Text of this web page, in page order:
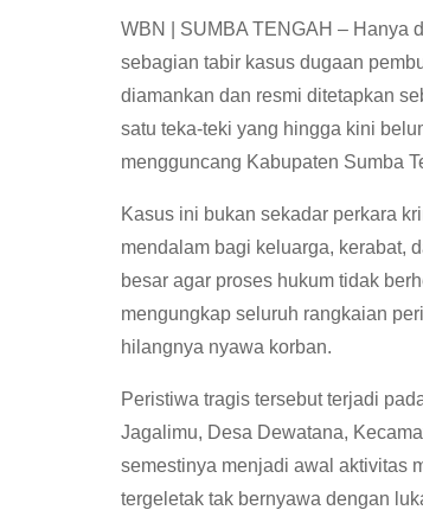
WBN | SUMBA TENGAH – Hanya
sebagian tabir kasus dugaan
diamankan dan resmi ditetapkan
satu teka-teki yang hingga kini
mengguncang Kabupaten Sumba
Kasus ini bukan sekadar perkara
mendalam bagi keluarga, kerabat,
besar agar proses hukum tidak
mengungkap seluruh rangkaian
hilangnya nyawa korban.
Peristiwa tragis tersebut terjadi
Jagalimu, Desa Dewatana,
semestinya menjadi awal aktivitas
tergeletak tak bernyawa dengan